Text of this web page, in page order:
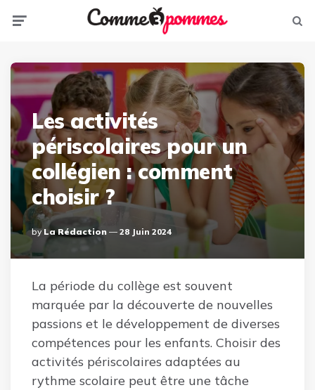
Les activités
périscolaires pour un
collégien : comment
choisir ?
Posted
By
By La Rédaction 28 Juin 2024
La période du collège est souvent
marquée par la découverte de nouvelles
passions et le développement de diverses
compétences pour les enfants. Choisir des
activités périscolaires adaptées au
rythme scolaire peut être une tâche